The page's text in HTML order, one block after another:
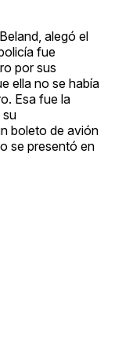
alegó el
fue
por sus
ella no se había
Esa fue la
su
boleto de avión
se presentó en